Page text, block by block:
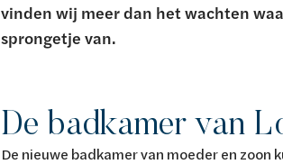
vinden wij meer dan het wachten
sprongetje van.
De badkamer van
De nieuwe badkamer van moeder en